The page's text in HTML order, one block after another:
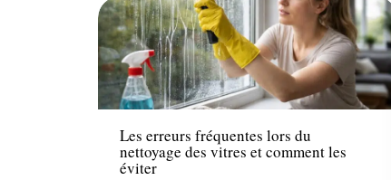
Maison
Les erreurs fréquentes lors du
nettoyage des vitres et comment les
éviter